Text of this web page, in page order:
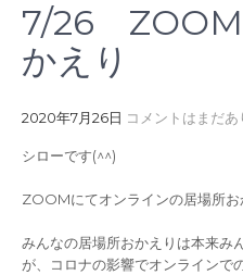
7/26 ZOOM
かえり
2020年7月26日 コメントはまだあ
シローです(^^)
ZOOMにてオンラインの居場所お
みんなの居場所おかえりは本来み
が、コロナの影響でオンラインで